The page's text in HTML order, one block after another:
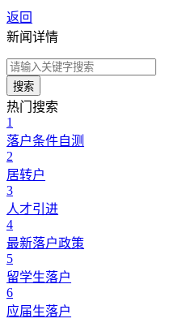
返回
新闻详情
搜索
热门搜索
1
落户条件自测
2
居转户
3
人才引进
4
最新落户政策
5
留学生落户
6
应届生落户